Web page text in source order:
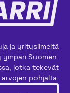
ja yritysilmeitä
Suomen.
jotka tekevät
pohjalta.